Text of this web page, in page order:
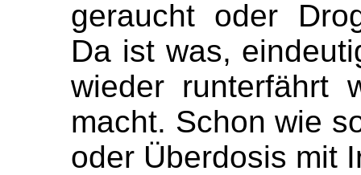
geraucht oder
Da ist was,
wieder runterfährt
macht. Schon wie
oder Überdosis mit